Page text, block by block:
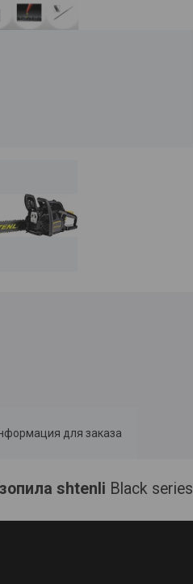
для заказа
shtenli Black series